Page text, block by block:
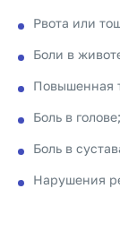
Рвота или
Боли в
Повышенная
Боль в голове;
Боль в
Нарушения